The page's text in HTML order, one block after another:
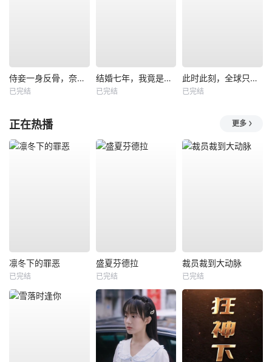
侍妾一身反骨，奈何侯爷只宠长公主
已完结
结婚七年，我竟是老公小青梅的替身
已完结
此时此刻，全球只有我知道未来
已完结
正在热播 更多
凛冬下的罪恶
已完结
盛夏芬德拉
已完结
裁员裁到大动脉
已完结